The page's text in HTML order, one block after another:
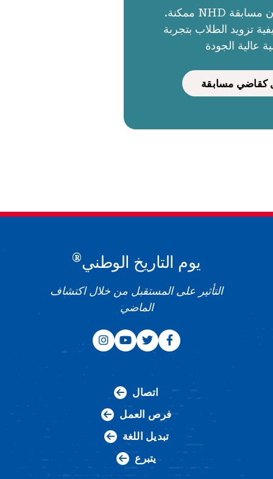
الحكام يجعلون مسابقة NHD ممكنة.
تزويد الطلاب بتجربة
عالية الجودة
مسابقة
يوم التاريخ الوطني®
التأثير على المستقبل من خلال اكتشاف
الماضي
اتصال
فرص العمل
تبديل اللغة
يتبرع